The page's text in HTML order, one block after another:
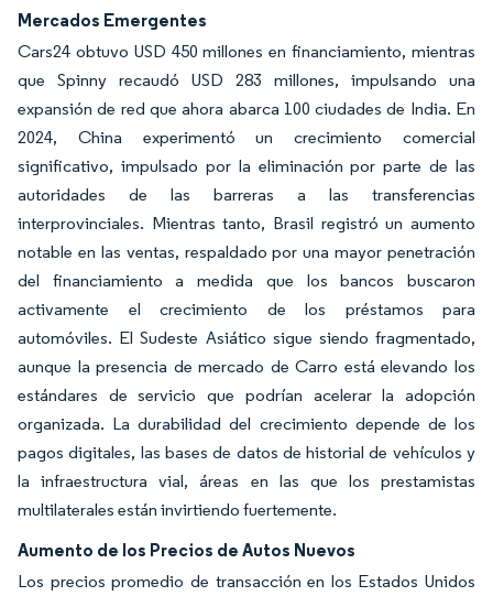
Mercados Emergentes
Cars24 obtuvo USD 450 millones en financiamiento, mientras
que Spinny recaudó USD 283 millones, impulsando una
expansión de red que ahora abarca 100 ciudades de India. En
2024, China experimentó un crecimiento comercial
significativo, impulsado por la eliminación por parte de las
autoridades de las barreras a las transferencias
interprovinciales. Mientras tanto, Brasil registró un aumento
notable en las ventas, respaldado por una mayor penetración
del financiamiento a medida que los bancos buscaron
activamente el crecimiento de los préstamos para
automóviles. El Sudeste Asiático sigue siendo fragmentado,
aunque la presencia de mercado de Carro está elevando los
estándares de servicio que podrían acelerar la adopción
organizada. La durabilidad del crecimiento depende de los
pagos digitales, las bases de datos de historial de vehículos y
la infraestructura vial, áreas en las que los prestamistas
multilaterales están invirtiendo fuertemente.
Aumento de los Precios de Autos Nuevos
Los precios promedio de transacción en los Estados Unidos